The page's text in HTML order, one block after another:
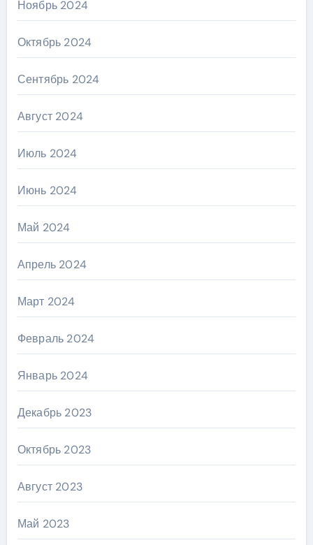
Ноябрь 2024
Октябрь 2024
Сентябрь 2024
Август 2024
Июль 2024
Июнь 2024
Май 2024
Апрель 2024
Март 2024
Февраль 2024
Январь 2024
Декабрь 2023
Октябрь 2023
Август 2023
Май 2023